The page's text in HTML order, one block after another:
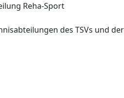
Reha-Sport
des TSVs und